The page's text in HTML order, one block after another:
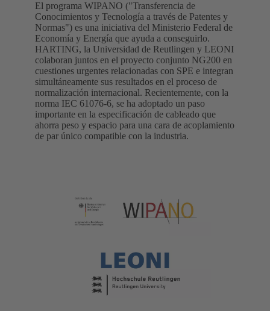
El programa WIPANO ("Transferencia de
Conocimientos y Tecnología a través de Patentes y
Normas") es una iniciativa del Ministerio Federal de
Economía y Energía que ayuda a conseguirlo.
HARTING, la Universidad de Reutlingen y LEONI
colaboran juntos en el proyecto conjunto NG200 en
cuestiones urgentes relacionadas con SPE e integran
simultáneamente sus resultados en el proceso de
normalización internacional. Recientemente, con la
norma IEC 61076-6, se ha adoptado un paso
importante en la especificación de cableado que
ahorra peso y espacio para una cara de acoplamiento
de par único compatible con la industria.